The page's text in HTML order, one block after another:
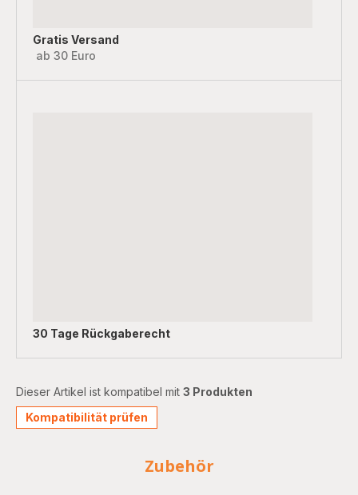
Gratis Versand
ab 30 Euro
30 Tage Rückgaberecht
Dieser Artikel ist kompatibel mit 3 Produkten
Kompatibilität prüfen
Zubehör